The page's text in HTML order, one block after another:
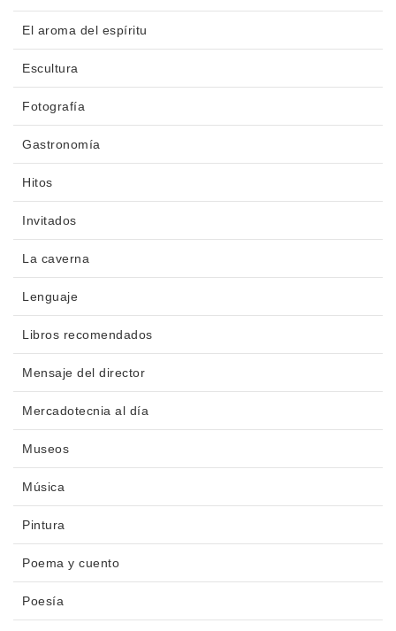
El aroma del espíritu
Escultura
Fotografía
Gastronomía
Hitos
Invitados
La caverna
Lenguaje
Libros recomendados
Mensaje del director
Mercadotecnia al día
Museos
Música
Pintura
Poema y cuento
Poesía